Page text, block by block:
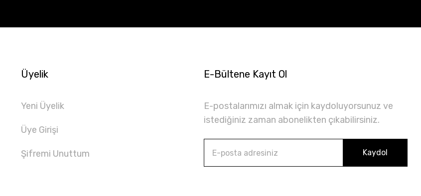
Üyelik
Yeni Üyelik
Üye Girişi
Şifremi Unuttum
E-Bültene Kayıt Ol
E-postalarımızı almak için kaydoluyorsunuz ve
istediğiniz zaman abonelikten çıkabilirsiniz.
Kaydol